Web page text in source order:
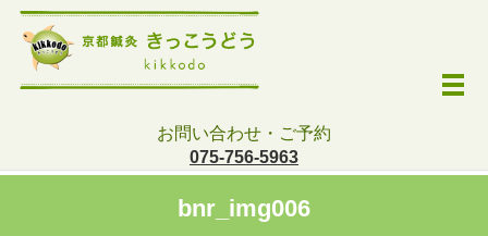
お問い合わせ・ご予約
075-756-5963
メ
bnr_img006